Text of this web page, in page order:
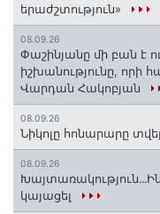
երաժշտություն»
08.09.26
Փաշինյանը մի բան է
իշխանությունը, որի
Վարդան Հակոբյան
08.09.26
Նիկոլը հոնարարը
08.09.26
կայացել